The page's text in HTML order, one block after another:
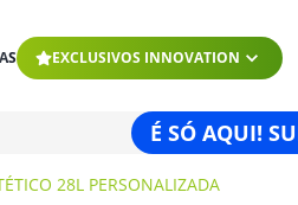
EXCLUSIVOS INNOVATION
É SÓ AQUI!
28L PERSONALIZADA